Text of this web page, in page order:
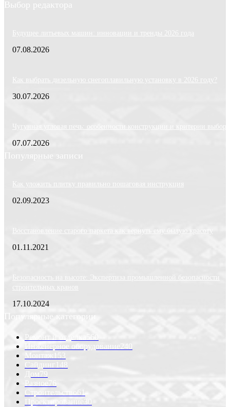
Выбор редактора
Будущее литьевых машин: инновации и тренды 2026 года
07.08.2026
Как выбрать дизельную снегоплавильную установку в 2026 году?
30.07.2026
Чугунная угловая печь: особенности конструкции и критерии выбора
07.07.2026
Популярные записи
Как уложить плитку правильно пошаговая инструкция
02.09.2023
Восстановление старого паркета как вернуть ему былую красоту
01.11.2021
Безопасность на высоте: Экспертиза промышленной безопасности
строительных кранов
17.10.2024
Популярные категории
Ремонт и отделка
Инженерное оборудование
240
Монтаж
153
Сайдинг
148
Дом 79
Разное 76
Строительство
Проектирование